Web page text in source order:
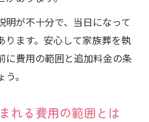
が不十分で、当日になって
ります。安心して家族葬を執
に費用の範囲と追加料金の条
。
れる費用の範囲とは